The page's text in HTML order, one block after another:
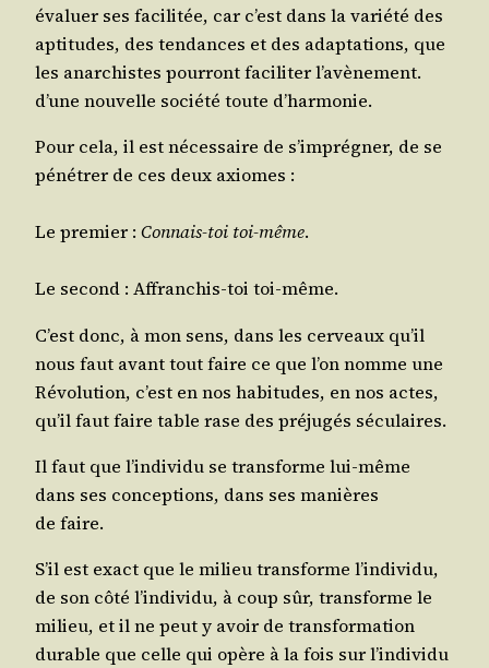
éva­luer ses faci­li­tée, car c’est dans la varié­té des
apti­tudes, des ten­dances et des adap­ta­tions, que
les anar­chistes pour­ront faci­li­ter l’a­vè­ne­ment.
d’une nou­velle socié­té toute d’harmonie.
Pour cela, il est néces­saire de s’im­pré­gner, de se
péné­trer de ces deux axiomes :
Le pre­mier : Connais-toi toi-même.
Le second : Affran­chis-toi toi-même.
C’est donc, à mon sens, dans les cer­veaux qu’il
nous faut avant tout faire ce que l’on nomme une
Révo­lu­tion, c’est en nos habi­tudes, en nos actes,
qu’il faut faire table rase des pré­ju­gés séculaires.
Il faut que l’in­di­vi­du se trans­forme lui-même
dans ses concep­tions, dans ses manières
de faire.
S’il est exact que le milieu trans­forme l’in­di­vi­du,
de son côté l’in­di­vi­du, à coup sûr, trans­forme le
milieu, et il ne peut y avoir de trans­for­ma­tion
durable que celle qui opère à la fois sur l’in­di­vi­du